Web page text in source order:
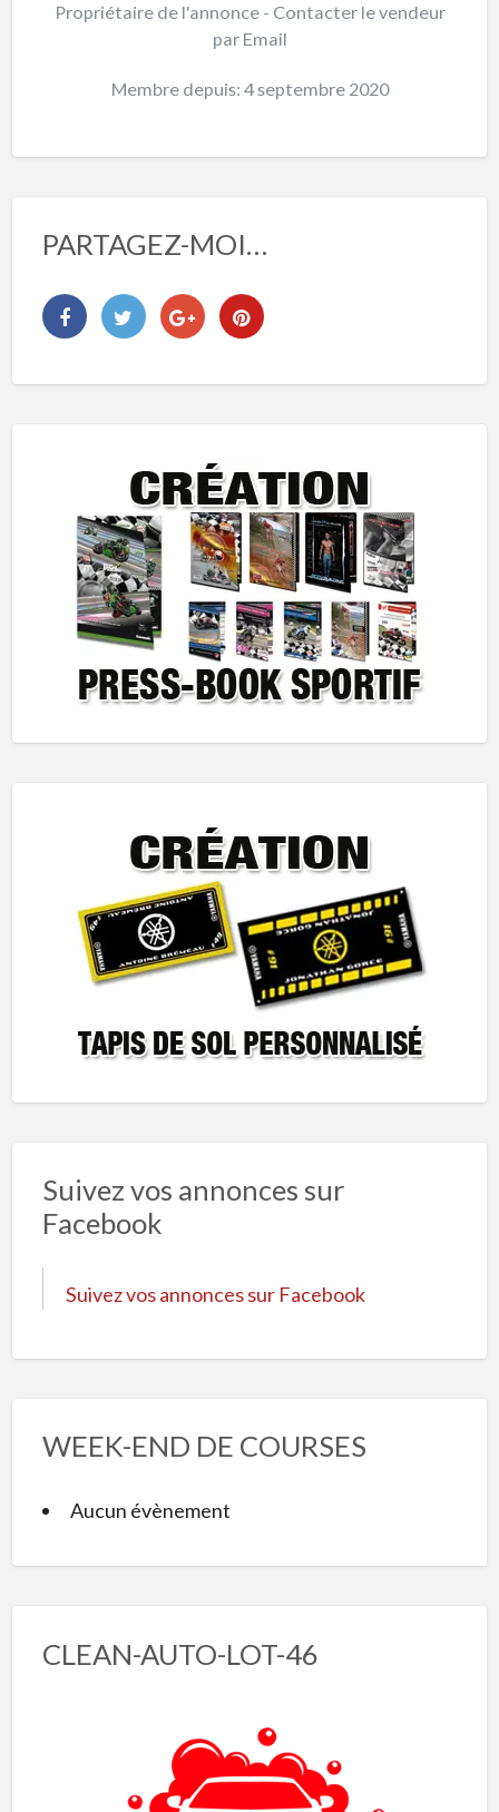
Propriétaire de l'annonce - Contacter le vendeur
par Email
Membre depuis: 4 septembre 2020
PARTAGEZ-MOI…
Suivez vos annonces sur
Facebook
Suivez vos annonces sur Facebook
WEEK-END DE COURSES
Aucun évènement
CLEAN-AUTO-LOT-46